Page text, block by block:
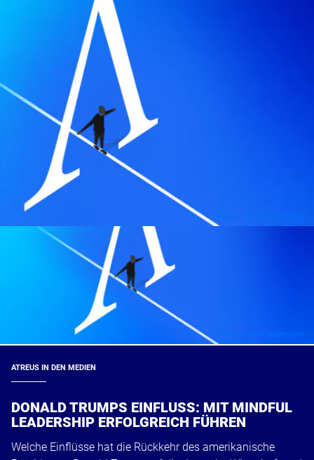
©Aan – stock.adobe.com
©Aan – stock.adobe.com
ATREUS IN DEN MEDIEN
DONALD TRUMPS EINFLUSS: MIT MINDFUL
LEADERSHIP ERFOLGREICH FÜHREN
Welche Einflüsse hat die Rückkehr des amerikanische